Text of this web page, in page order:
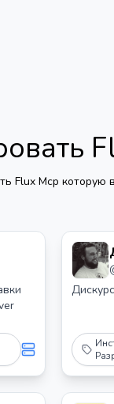
Flux Mcp которую